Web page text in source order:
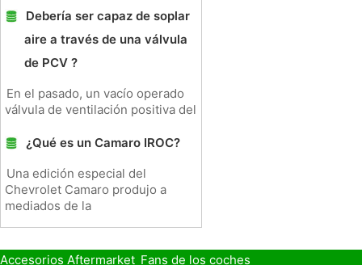
Debería ser capaz de soplar
aire a través de una válvula
de PCV ?
En el pasado, un vacío operado
válvula de ventilación positiva del
¿Qué es un Camaro IROC?
Una edición especial del
Chevrolet Camaro produjo a
mediados de la
Accesorios Aftermarket Fans de los coches